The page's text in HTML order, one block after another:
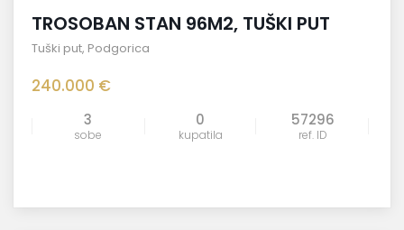
TROSOBAN STAN 96M2, TUŠKI PUT
Tuški put, Podgorica
240.000 €
3
sobe
0
kupatila
57296
ref. ID